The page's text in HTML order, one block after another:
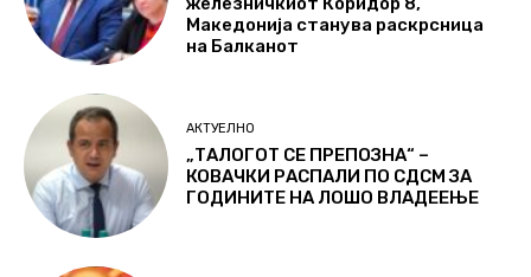
Македонија станува раскрсница
на Балканот
АКТУЕЛНО
„ТАЛОГОТ СЕ ПРЕПОЗНА“ –
КОВАЧКИ РАСПАЛИ ПО СДСМ ЗА
ГОДИНИТЕ НА ЛОШО ВЛАДЕЕЊЕ